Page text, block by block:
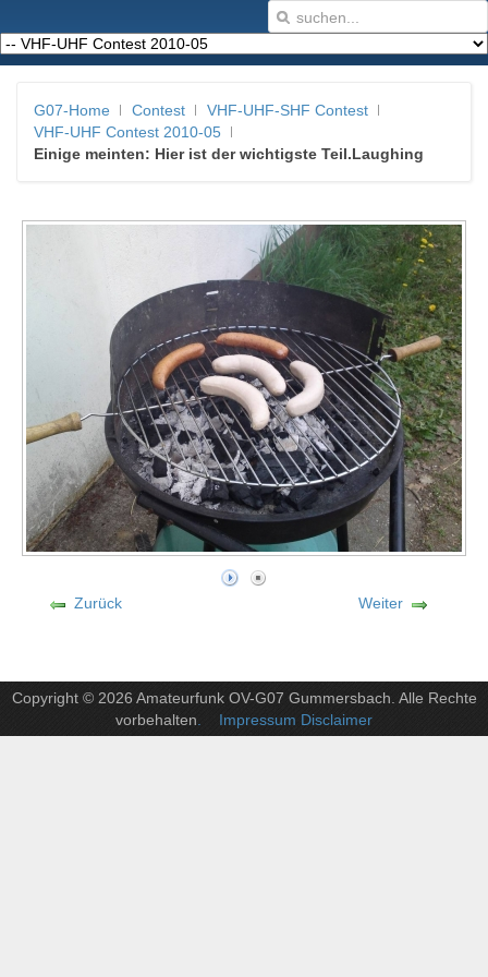
G07-Home Contest
VHF-UHF-SHF Contest
VHF-UHF Contest 2010-05
Einige meinten: Hier ist der wichtigste Teil.Laughing
Zurück Weiter
Copyright © 2026 Amateurfunk OV-G07 Gummersbach. Alle Rechte
vorbehalten . Impressum Disclaimer